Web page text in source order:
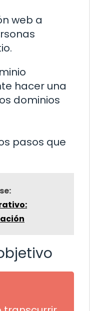
web a
hacer una
dominios
pasos que